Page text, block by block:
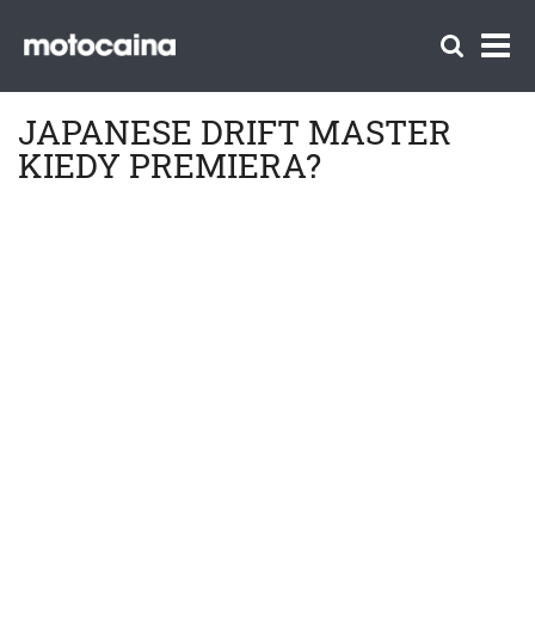
JAPANESE DRIFT MASTER
KIEDY PREMIERA?